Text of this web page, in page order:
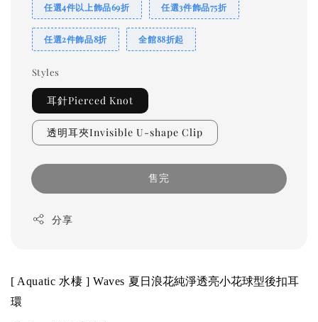
任選4件以上飾品69折 任選3件飾品75折
任選2件飾品8折 全館88折起
Styles
耳針Pierced Knot
透明耳夾Invisible U-shape Clip
售完
分享
[ Aquatic 水棲 ] Waves 夏日浪花純淨透亮小花球型後扣耳
環